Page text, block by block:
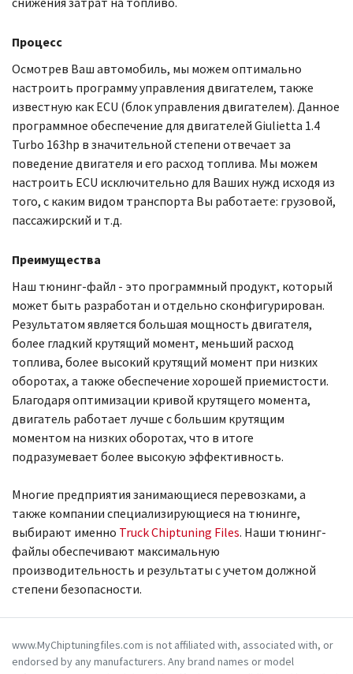
Процесс
Осмотрев Ваш автомобиль, мы можем оптимально
настроить программу управления двигателем, также
известную как ECU (блок управления двигателем). Данное
программное обеспечение для двигателей Giulietta 1.4
Turbo 163hp в значительной степени отвечает за
поведение двигателя и его расход топлива. Мы можем
настроить ECU исключительно для Ваших нужд исходя из
того, с каким видом транспорта Вы работаете: грузовой,
пассажирский и т.д.
Преимущества
Наш тюнинг-файл - это программный продукт, который
может быть разработан и отдельно сконфигурирован.
Результатом является большая мощность двигателя,
более гладкий крутящий момент, меньший расход
топлива, более высокий крутящий момент при низких
оборотах, а также обеспечение хорошей приемистости.
Благодаря оптимизации кривой крутящего момента,
двигатель работает лучше с большим крутящим
моментом на низких оборотах, что в итоге
подразумевает более высокую эффективность.
Многие предприятия занимающиеся перевозками, а
также компании специализирующиеся на тюнинге,
выбирают именно Truck Chiptuning Files. Наши тюнинг-
файлы обеспечивают максимальную
производительность и результаты с учетом должной
степени безопасности.
www.MyChiptuningfiles.com is not affiliated with, associated with, or
endorsed by any manufacturers. Any brand names or model